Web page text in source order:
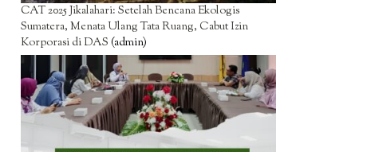
CAT 2025 Jikalahari: Setelah Bencana Ekologis
Sumatera, Menata Ulang Tata Ruang, Cabut Izin
Korporasi di DAS (admin)